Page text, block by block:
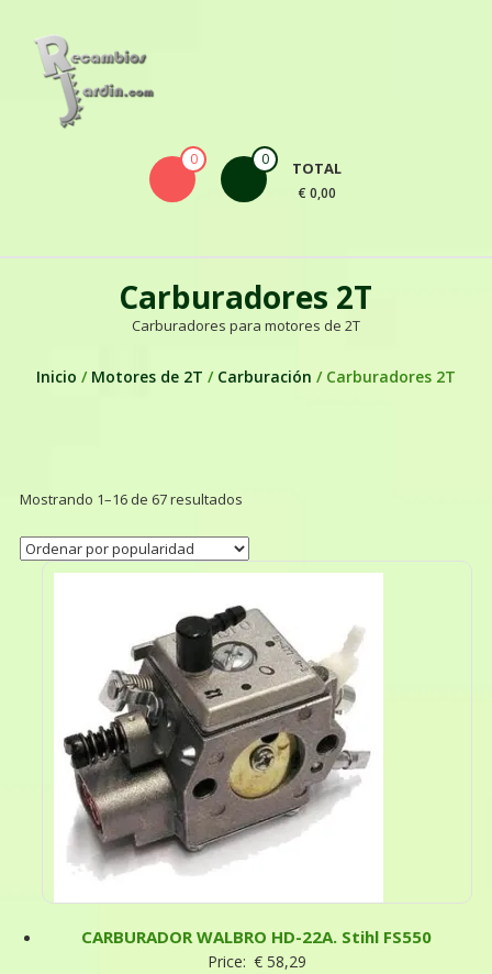
0 0 TOTAL
€ 0,00
Carburadores 2T
Carburadores para motores de 2T
Inicio / Motores de 2T / Carburación / Carburadores 2T
Mostrando 1–16 de 67 resultados
CARBURADOR WALBRO HD-22A. Stihl FS550
Price: €58,29